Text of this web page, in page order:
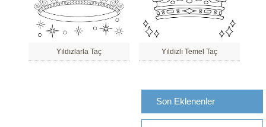
Yıldızlarla Taç Yıldızlı Temel Taç
Son Eklenenler